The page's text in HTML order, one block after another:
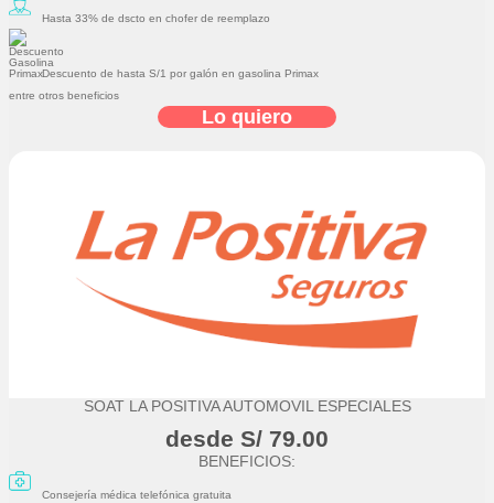
Hasta 33% de dscto en chofer de reemplazo
Descuento de hasta S/1 por galón en gasolina Primax
entre otros beneficios
Lo quiero
SOAT LA POSITIVA AUTOMOVIL ESPECIALES
desde S/ 79.00
BENEFICIOS:
Consejería médica telefónica gratuita